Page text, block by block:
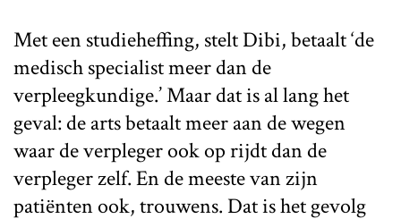
Met een studieheffing, stelt Dibi, betaalt ‘de
medisch specialist meer dan de
verpleegkundige.’ Maar dat is al lang het
geval: de arts betaalt meer aan de wegen
waar de verpleger ook op rijdt dan de
verpleger zelf. En de meeste van zijn
patiënten ook, trouwens. Dat is het gevolg